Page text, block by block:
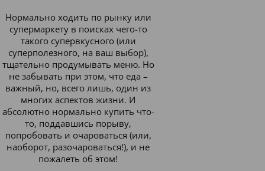
Нормально ходить по рынку или
супермаркету в поисках чего-то
такого супервкусного (или
суперполезного, на ваш выбор),
тщательно продумывать меню. Но
не забывать при этом, что еда –
важный, но, всего лишь, один из
многих аспектов жизни. И
абсолютно нормально купить что-
то, поддавшись порыву,
попробовать и очароваться (или,
наоборот, разочароваться!), и не
пожалеть об этом!